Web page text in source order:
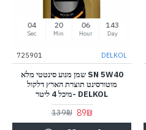
143
Day
06
Hour
20
Min
03
Sec
DELKOL
725901
SN 5W40 שמן מנוע סינטטי מלא
מוטורסינט תוצרת הארץ דלקול
DELKOL -מיכל 4 ליטר
89₪
139₪